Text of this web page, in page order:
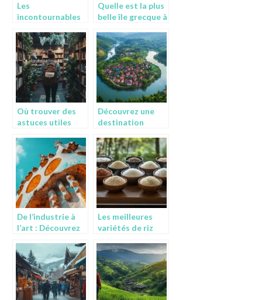
Les
incontournables
visiter
Amsterdam
Quelle est la plus
belle île grecque à
Où trouver des
astuces utiles
voyager ?
Découvrez une
destination
site de conseils
pour le voyage
De l’industrie à
l’art : Découvrez
parmi les plus
belles œuvres de
Gaudi à
Barcelone
Les meilleures
variétés de riz
découvrir pour
cuisiner comme
un chef